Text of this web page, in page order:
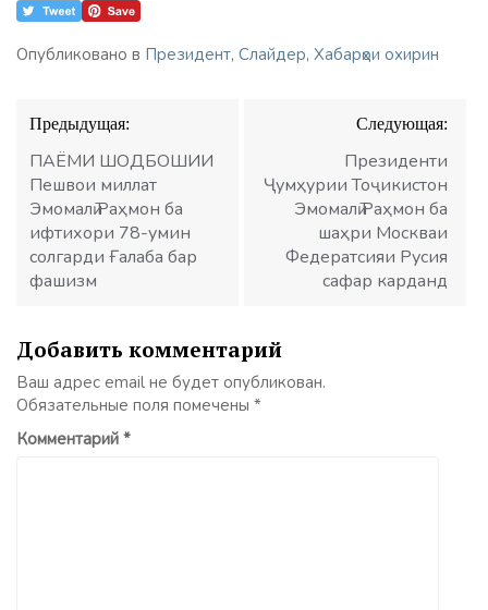
Опубликовано в Президент, Слайдер, Хабарҳои охирин
Навигация
по
записям
Предыдущая:
ПАЁМИ ШОДБОШИИ
Пешвои миллат
Эмомалӣ Раҳмон ба
ифтихори 78-умин
солгарди Ғалаба бар
фашизм
Следующая:
Президенти
Ҷумҳурии Тоҷикистон
Эмомалӣ Раҳмон ба
шаҳри Москваи
Федератсияи Русия
сафар карданд
Добавить комментарий
Ваш адрес email не будет опубликован.
Обязательные поля помечены *
Комментарий *